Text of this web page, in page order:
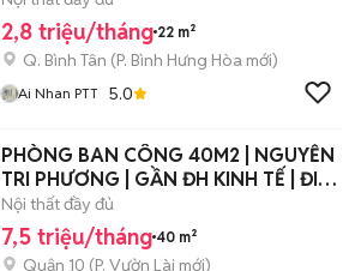
2,8 triệu/tháng 22 m²
Q. Bình Tân (P. Bình Hưng Hòa mới)
Ai Nhan PTT 5.0
PHÒNG BAN CÔNG 40M2 | NGUYỄN
TRI PHƯƠNG | GẦN ĐH KINH TẾ | ĐI
BỘ 200M
Nội thất đầy đủ
7,5 triệu/tháng 40 m²
Quận 10 (P. Vườn Lài mới)